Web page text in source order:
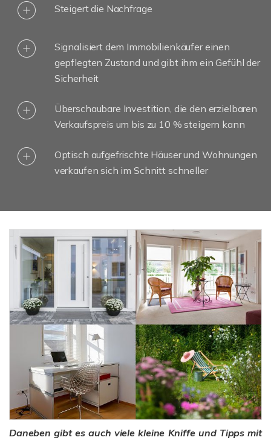
Steigert die Nachfrage
Signalisiert dem Immobilienkäufer einen
gepflegten Zustand und gibt ihm ein Gefühl der
Sicherheit
Überschaubare Investition, die den erzielbaren
Verkaufspreis um bis zu 10 % steigern kann
Optisch aufgefrischte Häuser und Wohnungen
verkaufen sich im Schnitt schneller
Daneben gibt es auch viele kleine Kniffe und Tipps mit